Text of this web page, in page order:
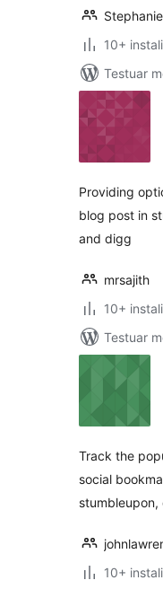
10+
Testuar
Providing
blog post in
and digg
mrsajith
10+
Testuar
Track the
social
10+